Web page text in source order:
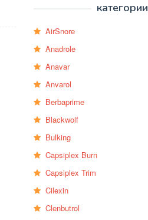
категории
AirSnore
Anadrole
Anavar
Anvarol
Berbaprime
Blackwolf
Bulking
Capsiplex Burn
Capsiplex Trim
Cilexin
Clenbutrol